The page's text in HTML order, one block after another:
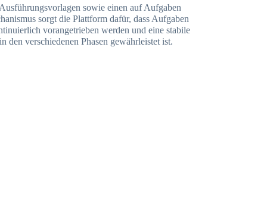
sowie einen auf Aufgaben
sorgt die Plattform dafür, dass Aufgaben
vorangetrieben werden und eine stabile
verschiedenen Phasen gewährleistet ist.